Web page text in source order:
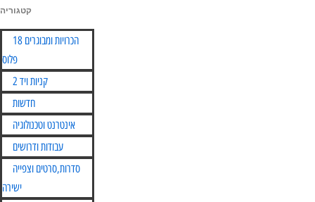
Skip
to
content
קטגוריה
הכרויות ומבוגרים 18
פלוס
קניות ויד 2
חדשות
אינטרנט וטכנולוגיה
עבודות ודרושים
סדרות,סרטים וצפייה
ישירה